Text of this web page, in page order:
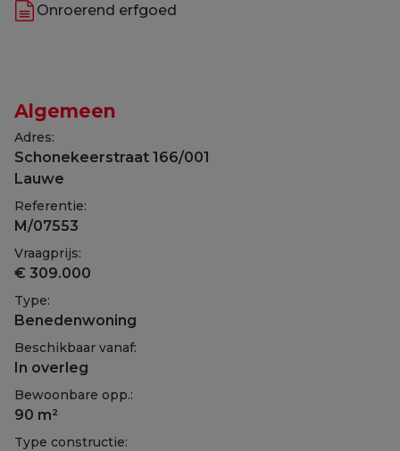
Onroerend erfgoed
Algemeen
Adres:
Schonekeerstraat 166/001
Lauwe
Referentie:
M/07553
Vraagprijs:
€ 309.000
Type:
Benedenwoning
Beschikbaar vanaf:
In overleg
Bewoonbare opp.:
90 m²
Type constructie: